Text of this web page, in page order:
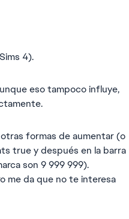
4).
eso tampoco influye,
formas de aumentar (o
true y después en la barra
son 9 999 999).
me da que no te interesa